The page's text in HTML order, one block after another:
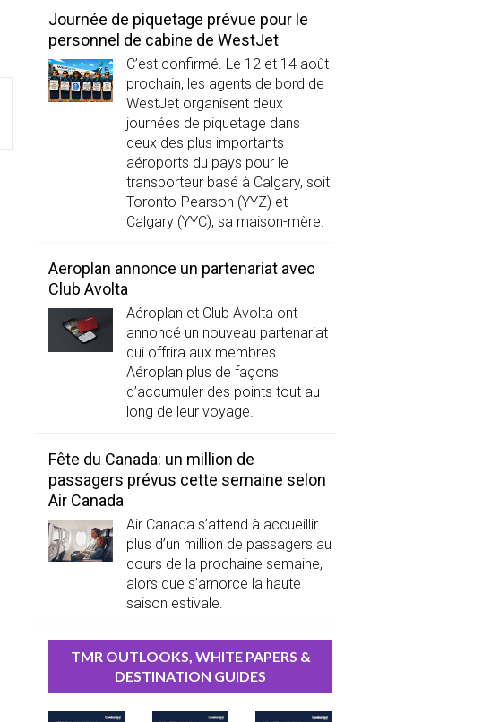
Journée de piquetage prévue pour le
personnel de cabine de WestJet
C’est confirmé. Le 12 et 14 août
prochain, les agents de bord de
WestJet organisent deux
journées de piquetage dans
deux des plus importants
aéroports du pays pour le
transporteur basé à Calgary, soit
Toronto-Pearson (YYZ) et
Calgary (YYC), sa maison-mère.
Aeroplan annonce un partenariat avec
Club Avolta
Aéroplan et Club Avolta ont
annoncé un nouveau partenariat
qui offrira aux membres
Aéroplan plus de façons
d’accumuler des points tout au
long de leur voyage.
Fête du Canada: un million de
passagers prévus cette semaine selon
Air Canada
Air Canada s’attend à accueillir
plus d’un million de passagers au
cours de la prochaine semaine,
alors que s’amorce la haute
saison estivale.
TMR OUTLOOKS, WHITE PAPERS &
DESTINATION GUIDES